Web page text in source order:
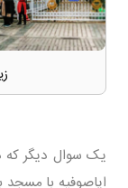
یک سوال دیگر که
ایاصوفیه با